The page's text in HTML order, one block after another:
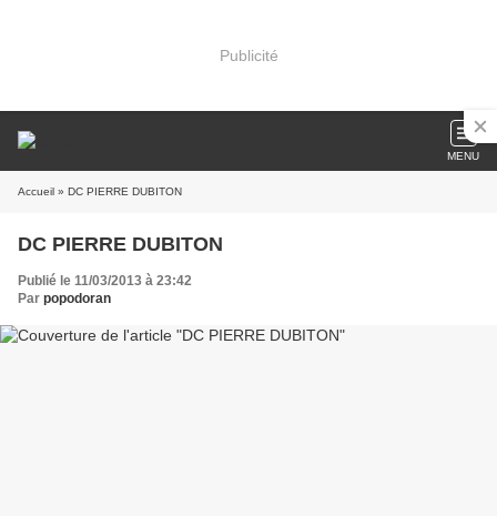
Publicité
MENU
Accueil » DC PIERRE DUBITON
DC PIERRE DUBITON
Publié le 11/03/2013 à 23:42
Par popodoran